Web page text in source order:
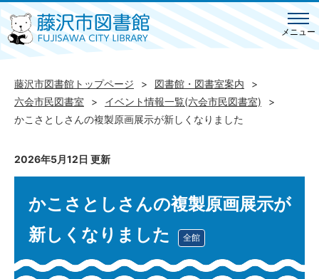
メニュー
藤沢市図書館トップページ
図書館・図書室案内
六会市民図書室
イベント情報一覧(六会市民図書室)
かこさとしさんの複製原画展示が新しくなりました
2026年5月12日 更新
かこさとしさんの複製原画展示が
新しくなりました
全館